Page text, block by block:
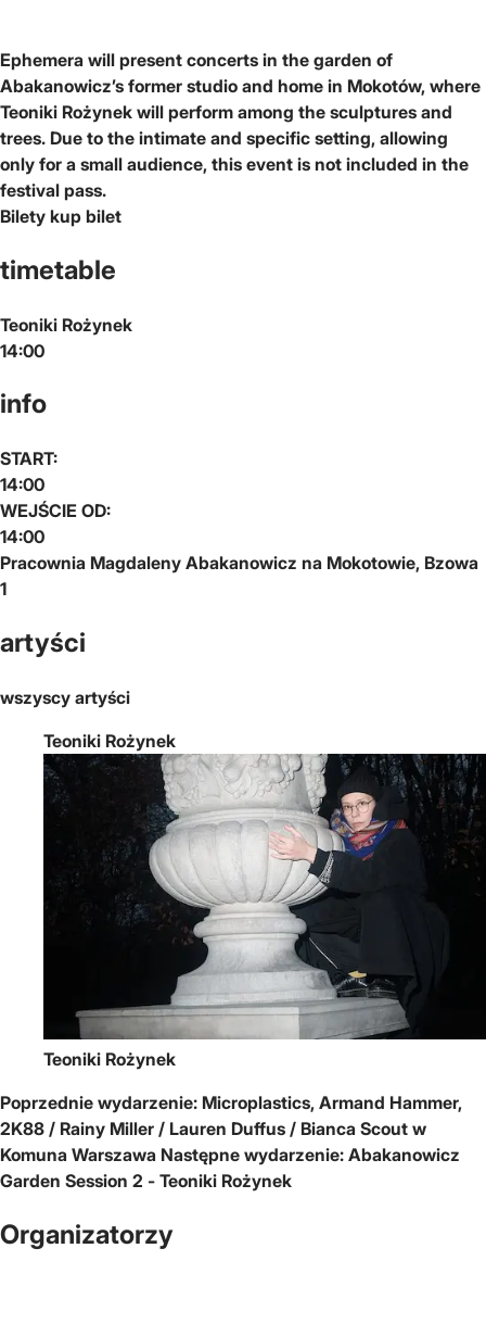
Ephemera will present concerts in the garden of
Abakanowicz’s former studio and home in Mokotów, where
Teoniki Rożynek will perform among the sculptures and
trees. Due to the intimate and specific setting, allowing
only for a small audience, this event is not included in the
festival pass.
Bilety kup bilet
timetable
Teoniki Rożynek
14:00
info
START:
14:00
WEJŚCIE OD:
14:00
Pracownia Magdaleny Abakanowicz na Mokotowie, Bzowa
1
artyści
wszyscy artyści
Teoniki Rożynek
Teoniki Rożynek
Poprzednie wydarzenie: Microplastics, Armand Hammer,
2K88 / Rainy Miller / Lauren Duffus / Bianca Scout w
Komuna Warszawa Następne wydarzenie: Abakanowicz
Garden Session 2 - Teoniki Rożynek
Organizatorzy